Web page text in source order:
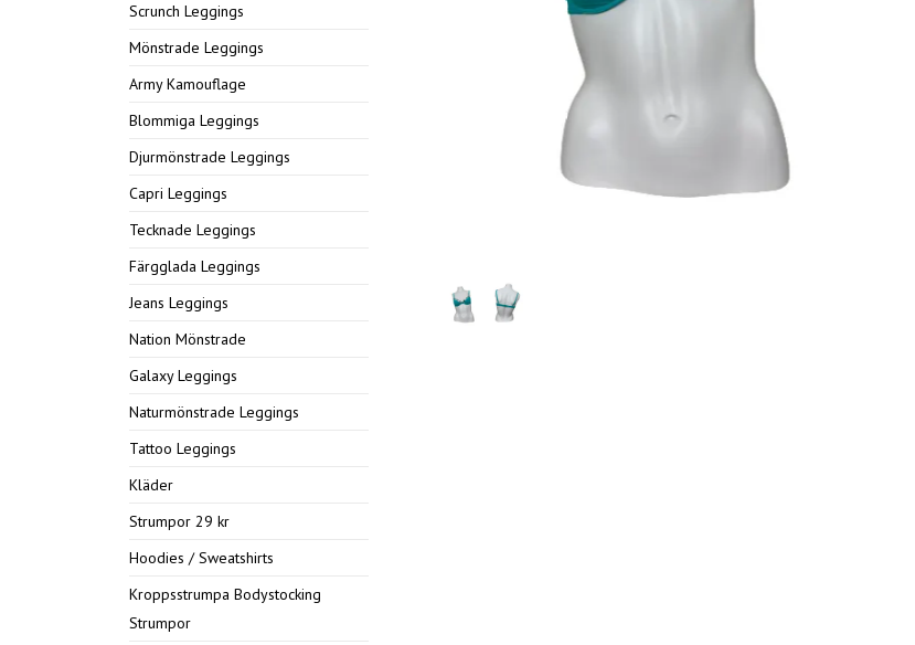
Scrunch Leggings
Mönstrade Leggings
Army Kamouflage
Blommiga Leggings
Djurmönstrade Leggings
Capri Leggings
Tecknade Leggings
Färgglada Leggings
Jeans Leggings
Nation Mönstrade
Galaxy Leggings
Naturmönstrade Leggings
Tattoo Leggings
Kläder
Strumpor 29 kr
Hoodies / Sweatshirts
Kroppsstrumpa Bodystocking
Strumpor